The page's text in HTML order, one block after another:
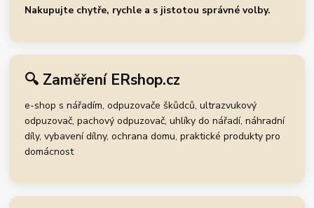
Nakupujte chytře, rychle a s jistotou správné volby.
🔍 Zaměření ERshop.cz
e-shop s nářadím, odpuzovače škůdců, ultrazvukový
odpuzovač, pachový odpuzovač, uhlíky do nářadí, náhradní
díly, vybavení dílny, ochrana domu, praktické produkty pro
domácnost